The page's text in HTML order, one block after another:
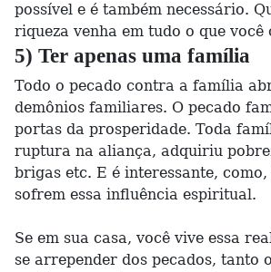
possível e é também necessário.
riqueza venha em tudo o que você
5) Ter apenas uma família
Todo o pecado contra a família
demônios familiares. O pecado
portas da prosperidade. Toda
ruptura na aliança, adquiriu
brigas etc. E é interessante,
sofrem essa influência espiritual.
Se em sua casa, você vive essa
se arrepender dos pecados, tanto